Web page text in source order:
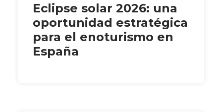
Eclipse solar 2026: una
oportunidad estratégica
para el enoturismo en
España